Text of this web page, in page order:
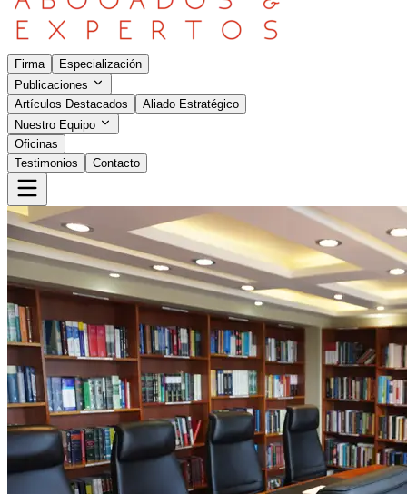
Firma
Especialización
Publicaciones
Artículos Destacados
Aliado Estratégico
Nuestro Equipo
Oficinas
Testimonios
Contacto